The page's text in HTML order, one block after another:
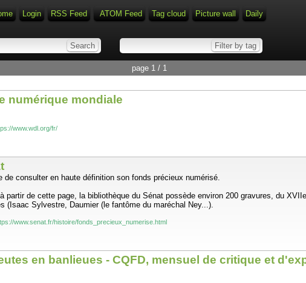
Login RSS Feed ATOM Feed Tag cloud Picture wall Daily
page 1 / 1
numérique mondiale
www.wdl.org/fr/
consulter en haute définition son fonds précieux numérisé.
partir de cette page, la bibliothèque du Sénat possède environ 200 gravures, du
(Isaac Sylvestre, Daumier (le fantôme du maréchal Ney...).
www.senat.fr/histoire/fonds_precieux_numerise.html
en banlieues - CQFD, mensuel de critique et